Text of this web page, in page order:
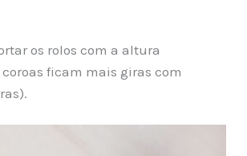
os rolos com a altura
ficam mais giras com